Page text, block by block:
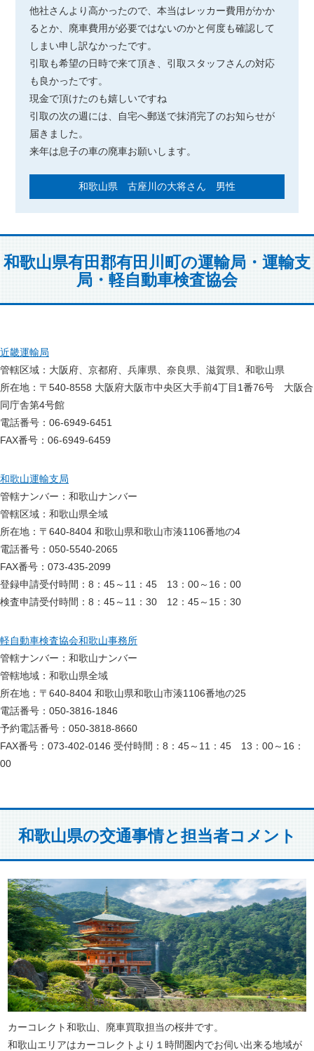
他社さんより高かったので、本当はレッカー費用がかか
るとか、廃車費用が必要ではないのかと何度も確認して
しまい申し訳なかったです。
引取も希望の日時で来て頂き、引取スタッフさんの対応
も良かったです。
現金で頂けたのも嬉しいですね
引取の次の週には、自宅へ郵送で抹消完了のお知らせが
届きました。
来年は息子の車の廃車お願いします。
和歌山県 古座川の大将さん 男性
和歌山県有田郡有田川町の運輸局・運輸支
局・軽自動車検査協会
近畿運輸局
管轄区域：大阪府、京都府、兵庫県、奈良県、滋賀県、和歌山県
所在地：〒540-8558 大阪府大阪市中央区大手前4丁目1番76号 大阪合
同庁舎第4号館
電話番号：06-6949-6451
FAX番号：06-6949-6459
和歌山運輸支局
管轄ナンバー：和歌山ナンバー
管轄区域：和歌山県全域
所在地：〒640-8404 和歌山県和歌山市湊1106番地の4
電話番号：050-5540-2065
FAX番号：073-435-2099
登録申請受付時間：8：45～11：45 13：00～16：00
検査申請受付時間：8：45～11：30 12：45～15：30
軽自動車検査協会和歌山事務所
管轄ナンバー：和歌山ナンバー
管轄地域：和歌山県全域
所在地：〒640-8404 和歌山県和歌山市湊1106番地の25
電話番号：050-3816-1846
予約電話番号：050-3818-8660
FAX番号：073-402-0146 受付時間：8：45～11：45 13：00～16：
00
和歌山県の交通事情と担当者コメント
カーコレクト和歌山、廃車買取担当の桜井です。
和歌山エリアはカーコレクトより１時間圏内でお伺い出来る地域が